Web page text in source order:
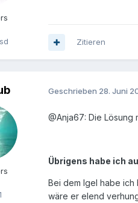
Zitieren
Geschrieben 28. Juni
@Anja67: Die Lösung
Übrigens habe ich
Bei dem Igel habe
wäre er elend